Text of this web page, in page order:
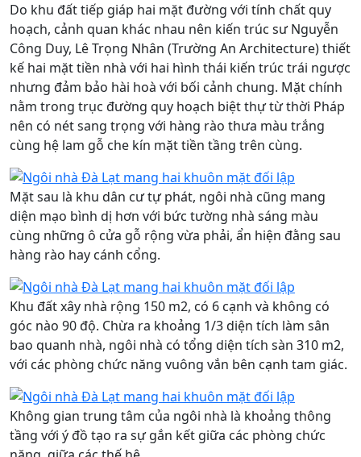
Do khu đất tiếp giáp hai mặt đường với tính chất quy
hoạch, cảnh quan khác nhau nên kiến trúc sư Nguyễn
Công Duy, Lê Trọng Nhân (Trường An Architecture) thiết
kế hai mặt tiền nhà với hai hình thái kiến trúc trái ngược
nhưng đảm bảo hài hoà với bối cảnh chung. Mặt chính
nằm trong trục đường quy hoạch biệt thự từ thời Pháp
nên có nét sang trọng với hàng rào thưa màu trắng
cùng hệ lam gỗ che kín mặt tiền tầng trên cùng.
Mặt sau là khu dân cư tự phát, ngôi nhà cũng mang
diện mạo bình dị hơn với bức tường nhà sáng màu
cùng những ô cửa gỗ rộng vừa phải, ẩn hiện đằng sau
hàng rào hay cánh cổng.
Khu đất xây nhà rộng 150 m2, có 6 cạnh và không có
góc nào 90 độ. Chừa ra khoảng 1/3 diện tích làm sân
bao quanh nhà, ngôi nhà có tổng diện tích sàn 310 m2,
với các phòng chức năng vuông vắn bên cạnh tam giác.
Không gian trung tâm của ngôi nhà là khoảng thông
tầng với ý đồ tạo ra sự gắn kết giữa các phòng chức